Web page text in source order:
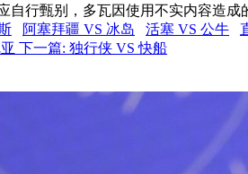
自行甄别，多瓦因使用不实内容造
阿塞拜疆 VS 冰岛 活塞 VS 公牛
下一篇: 独行侠 VS 快船